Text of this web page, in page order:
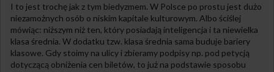
I to jest trochę jak z tym biedyzmem. W Polsce po prostu jest dużo
niezamożnych osób o niskim kapitale kulturowym. Albo ściślej
mówiąc: niższym niż ten, który posiadają inteligencja i ta niewielka
klasa średnia. W dodatku tzw. klasa średnia sama buduje bariery
klasowe. Gdy stoimy na ulicy i zbieramy podpisy np. pod petycją
dotyczącą obniżenia cen biletów, to już na podstawie sposobu